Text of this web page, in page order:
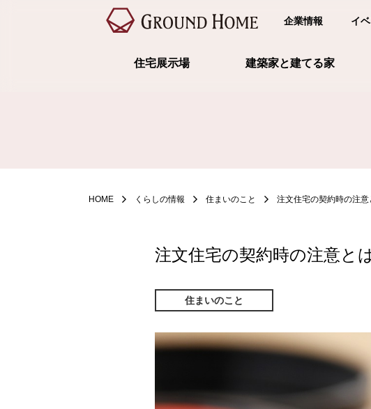
企業情報 イ
住宅展示場 建築家と建てる家
HOME くらしの情報 住まいのこと 注文住宅の契約時の注意
注文住宅の契約時の注意と
住まいのこと